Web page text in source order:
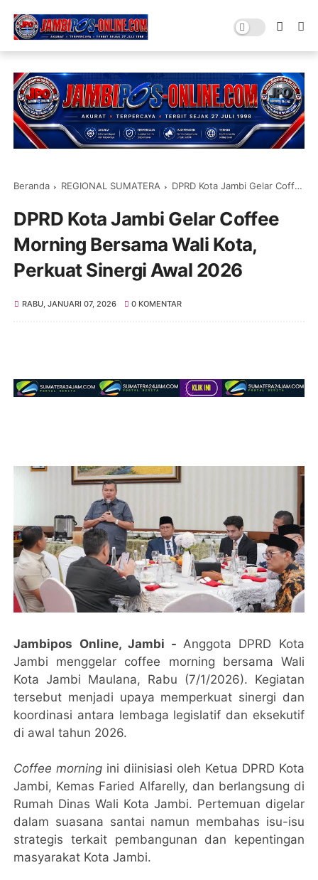
Beranda REGIONAL SUMATERA DPRD Kota Jambi Gelar Coffee Morning Bersama Wali Kota, Perkuat Sinergi Awal 2026
DPRD Kota Jambi Gelar Coffee
Morning Bersama Wali Kota,
Perkuat Sinergi Awal 2026
RABU, JANUARI 07, 2026 0 KOMENTAR
Jambipos Online, Jambi -Anggota DPRD Kota
Jambi menggelar coffee morning bersama Wali
Kota Jambi Maulana, Rabu (7/1/2026). Kegiatan
tersebut menjadi upaya memperkuat sinergi dan
koordinasi antara lembaga legislatif dan eksekutif
di awal tahun 2026.
Coffee morning ini diinisiasi oleh Ketua DPRD Kota
Jambi, Kemas Faried Alfarelly, dan berlangsung di
Rumah Dinas Wali Kota Jambi. Pertemuan digelar
dalam suasana santai namun membahas isu-isu
strategis terkait pembangunan dan kepentingan
masyarakat Kota Jambi.